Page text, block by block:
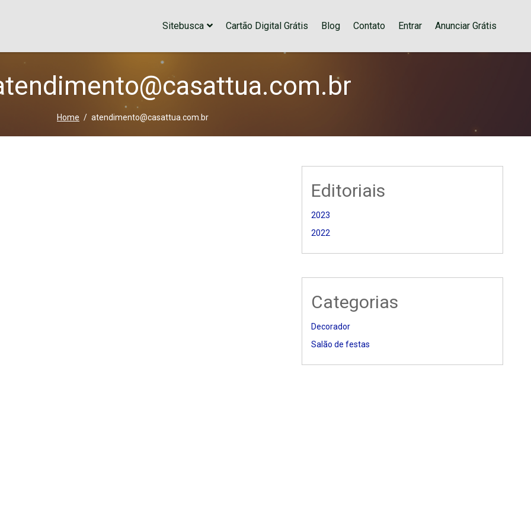
Sitebusca Cartão Digital Grátis Blog Contato Entrar Anunciar Grátis
Home atendimento@casattua.com.br
Editoriais
2023
2022
Categorias
Decorador
Salão de festas